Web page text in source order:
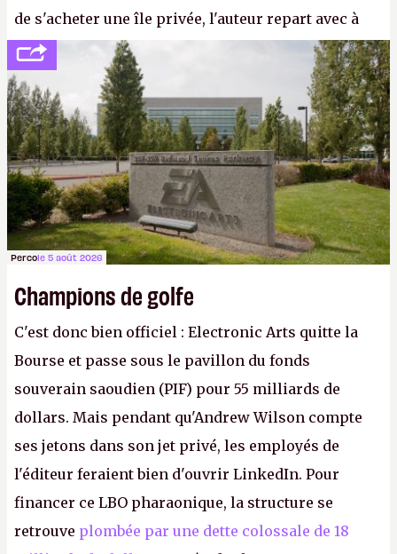
de s'acheter une île privée, l'auteur repart avec à
peine 2 000 dollars en poche. C'est toujours plus
cher payé que le temps passé à dev, mais ça
apprendra aux petits malins qu'on ne braque pas
Gabe Newell aussi facilement.P.
Percole 5 août 2026
Champions de golfe
C'est donc bien officiel : Electronic Arts quitte la
Bourse et passe sous le pavillon du fonds
souverain saoudien (PIF) pour 55 milliards de
dollars. Mais pendant qu'Andrew Wilson compte
ses jetons dans son jet privé, les employés de
l'éditeur feraient bien d'ouvrir LinkedIn. Pour
financer ce LBO pharaonique, la structure se
retrouve plombée par une dette colossale de 18